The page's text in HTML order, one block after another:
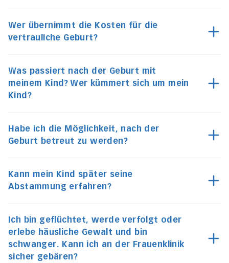
Wer übernimmt die Kosten für die
vertrauliche Geburt?
Was passiert nach der Geburt mit
meinem Kind? Wer kümmert sich um mein
Kind?
Habe ich die Möglichkeit, nach der
Geburt betreut zu werden?
Kann mein Kind später seine
Abstammung erfahren?
Ich bin geflüchtet, werde verfolgt oder
erlebe häusliche Gewalt und bin
schwanger. Kann ich an der Frauenklinik
sicher gebären?